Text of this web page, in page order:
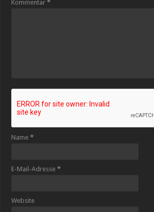
Kommentar*
Name*
E-Mail-Adresse*
Website